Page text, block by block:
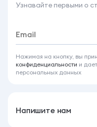
Узнавайте первыми о
Нажимая на кнопку, вы
конфиденциальности и
персональных данных
Напишите нам